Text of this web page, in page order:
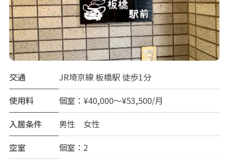
交通
JR埼京線 板橋駅 徒歩1分
使用料
個室：¥40,000～¥53,500/月
入居条件
男性 女性
空室
個室：2